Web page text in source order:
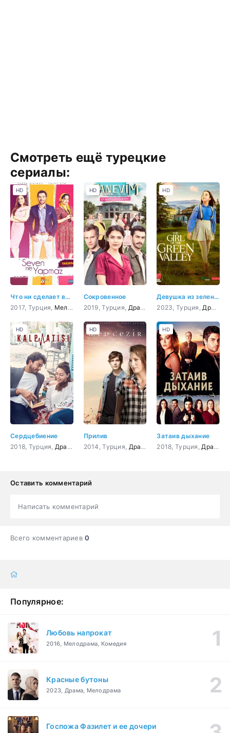
Смотреть ещё турецкие
сериалы:
Что ни сделает влюбленный
2017, Турция, Мелодрама ,Комедия
HD
Сокровенное
2019, Турция, Драма
HD
Девушка из зеленой долины 12 серия
2023, Турция, Драма
HD
Сердцебиение
2018, Турция, Драма Мелодрама
HD
Прилив
2014, Турция, Драма Мелодрама ,Комедия
HD
Затаив дыхание
2018, Турция, Драма
HD
Оставить комментарий
Написать комментарий
Всего комментариев0
Популярное:
Любовь напрокат
2016, Мелодрама, Комедия
Красные бутоны
2023, Драма, Мелодрама
Госпожа Фазилет и ее дочери